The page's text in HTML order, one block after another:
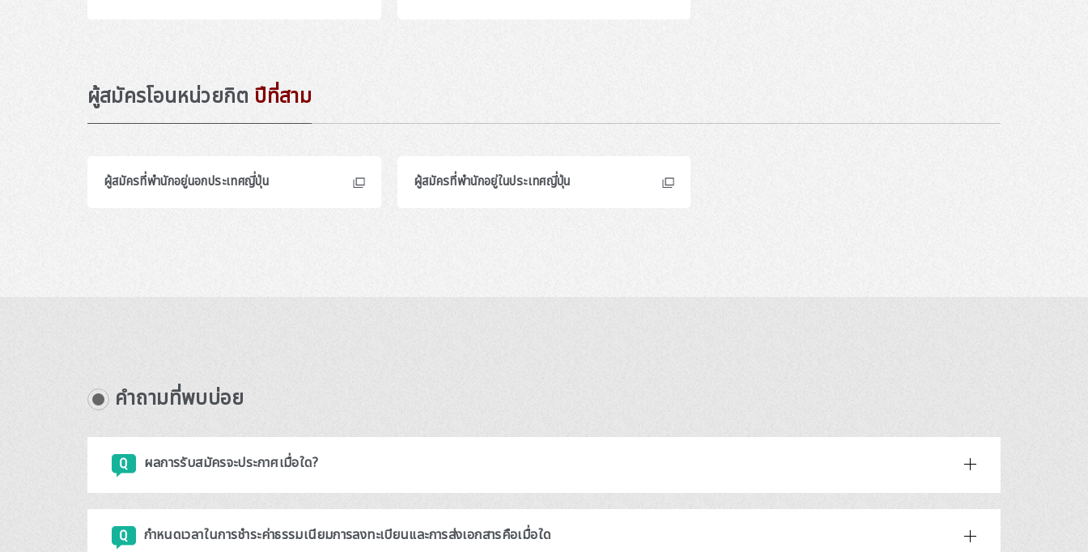
ผู้สมัครโอนหน่วยกิต ปีที่สาม
ผู้สมัครที่พำนักอยู่นอกประเทศญี่ปุ่น ผู้สมัครที่พำนักอยู่ในประเทศญี่ปุ่น
คำถามที่พบบ่อย
ผลการรับสมัครจะประกาศเมื่อใด?
กำหนดเวลาในการชำระค่าธรรมเนียมการลงทะเบียนและการส่งเอกสารคือเมื่อใด